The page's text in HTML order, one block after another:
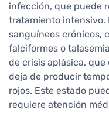
infección, que puede
tratamiento intensivo.
sanguíneos crónicos,
falciformes o
de crisis aplásica,
deja de producir
rojos. Este estado
requiere atención